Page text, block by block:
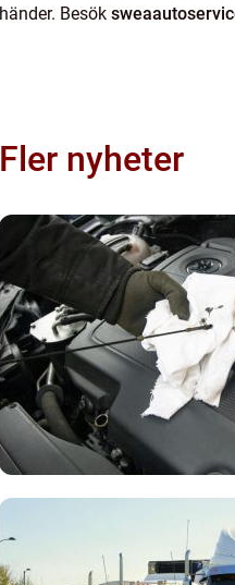
händer. Besök
Fler nyheter